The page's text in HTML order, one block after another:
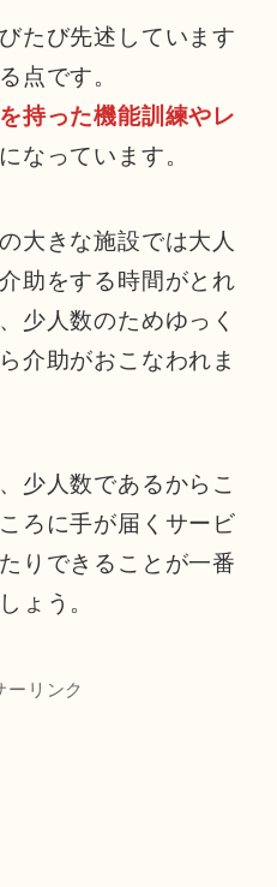
たび先述しています
点です。
持った機能訓練やレ
なっています。
大きな施設では大人
助をする時間がとれ
少人数のためゆっく
介助がおこなわれま
少人数であるからこ
ろに手が届くサービ
りできることが一番
ょう。
ーリンク